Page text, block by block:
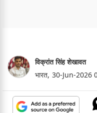
विक्रांत सिंह शेखावत
भारत, 30-Jun-2026